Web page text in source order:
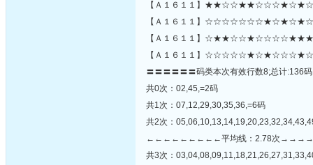
【Ａ１６１１】
【Ａ１６１１】
【Ａ１６１１】
【Ａ１６１１】
〓〓〓〓〓〓码类本次有效行数8;总计:136
共0次：02,45,=2码
共1次：07,12,29,30,35,36,=6码
共2次：
←←←←←←←←←平均线：2.78次
共3次：